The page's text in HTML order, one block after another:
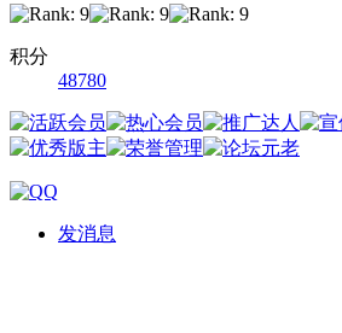
积分
48780
发消息